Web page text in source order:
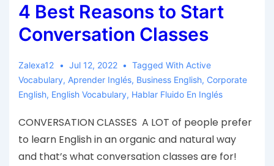
4 Best Reasons to Start
Conversation Classes
Zalexa12 Jul 12, 2022 Tagged With Active
Vocabulary, Aprender Inglés, Business English, Corporate
English, English Vocabulary, Hablar Fluido En Inglés
CONVERSATION CLASSES A LOT of people prefer
to learn English in an organic and natural way
and that’s what conversation classes are for!